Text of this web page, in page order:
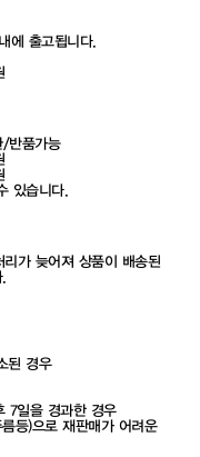
에 출고됩니다.
/반품가능
있습니다.
가 늦어져 상품이 배송된
된 경우
7일을 경과한 경우
등)으로 재판매가 어려운